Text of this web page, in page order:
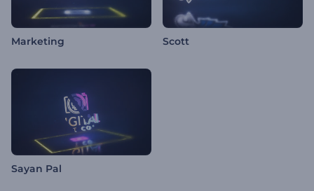
Marketing Scott
Sayan Pal